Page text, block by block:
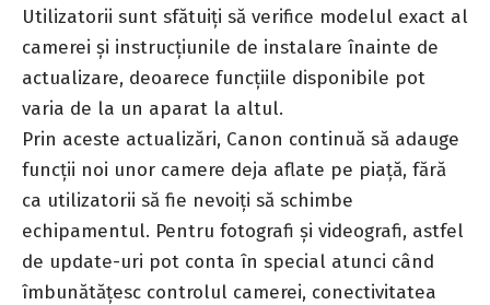
Utilizatorii sunt sfătuiți să verifice modelul exact al
camerei și instrucțiunile de instalare înainte de
actualizare, deoarece funcțiile disponibile pot
varia de la un aparat la altul.
Prin aceste actualizări, Canon continuă să adauge
funcții noi unor camere deja aflate pe piață, fără
ca utilizatorii să fie nevoiți să schimbe
echipamentul. Pentru fotografi și videografi, astfel
de update-uri pot conta în special atunci când
îmbunătățesc controlul camerei, conectivitatea